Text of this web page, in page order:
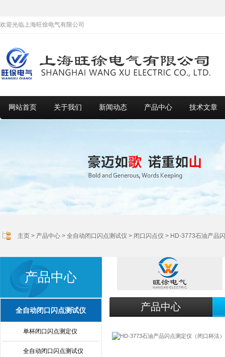
欢迎光临上海旺徐电气有限公司
网站首页 关于我们 新闻动态 产品中心 技术文章
主页 > 产品中心 > 全自动闭口闪点测试仪 > 闭口闪点仪 > HD-3773石油产品
产品中心
全自动闭口闪点测试仪
单杯闭口闪点测定仪
全自动闭口闪点测试仪
产品中心